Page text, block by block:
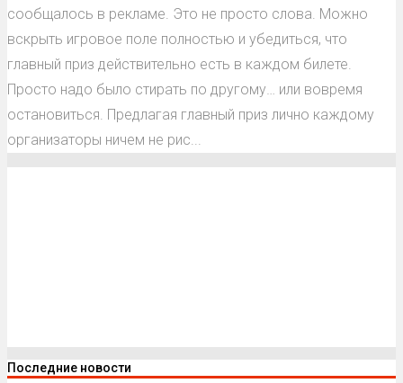
сообщалось в рекламе. Это не просто слова. Можно
вскрыть игровое поле полностью и убедиться, что
главный приз действительно есть в каждом билете.
Просто надо было стирать по другому… или вовремя
остановиться. Предлагая главный приз лично каждому
организаторы ничем не рис...
Последние новости